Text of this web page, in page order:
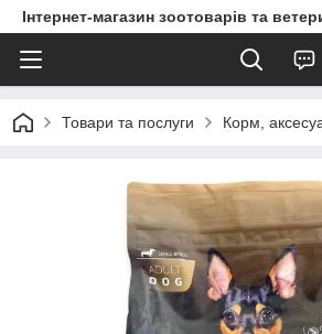
Інтернет-магазин зоотоварів та
Товари та послуги Корм,